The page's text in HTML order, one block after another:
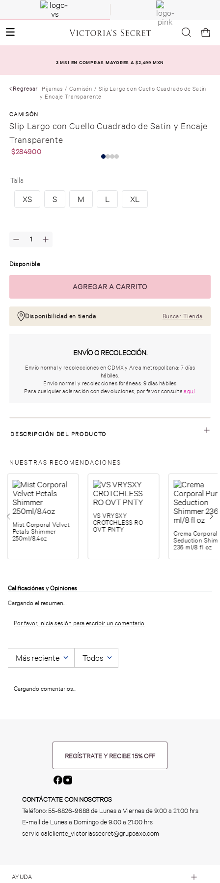
3 MSI EN COMPRAS MAYORES A $2,499 MXN
Regresar Pijamas Camisón
Slip Largo con Cuello Cuadrado de Satín
y Encaje Transparente
CAMISÓN
Slip Largo con Cuello Cuadrado de Satín y Encaje
Transparente
$2849.00
Talla
XS S M L XL
Disponible
Disponibilidad en tienda Buscar Tienda
ENVÍO O RECOLECCIÓN.
Envío normal y recolecciones en CDMX y Area metropolitana: 7 días
hábiles.
Envío normal y recolecciones foráneas: 9 días hábiles
Para cualquier aclaración con devoluciones, por favor consultaaquí.
DESCRIPCIÓN DEL PRODUCTO
NUESTRAS RECOMENDACIONES
Mist Corporal Velvet
Petals Shimmer
250ml/8.4oz
VS VRYSXY
CROTCHLESS RO
OVT PNTY
Crema Corporal
Seduction
236 ml/8 fl oz
Cargando el resumen…
Por favor, inicia sesión para escribir un comentario.
Más reciente Todos
Cargando comentarios…
REGÍSTRATE Y RECIBE 15% OFF
CONTÁCTATE CON NOSOTROS
Teléfono:55-6826-9688de Lunes a Viernes de 9:00 a 21:00 hrs
E-mail de Lunes a Domingo de 9:00 a 21:00 hrs
servicioalcliente_victoriassecret@grupoaxo.com
AYUDA